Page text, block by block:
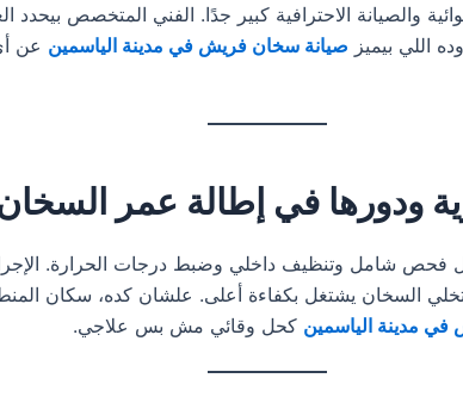
والصيانة الاحترافية كبير جدًا. الفني المتخصص بيحدد
اللي بيميز صيانة سخان فريش في مدينة الياسمين عن
ودورها في إطالة عمر
فحص شامل وتنظيف داخلي وضبط درجات الحرارة.
السخان يشتغل بكفاءة أعلى. علشان كده، سكان
مدينة الياسمين كحل وقائي مش بس علاجي.